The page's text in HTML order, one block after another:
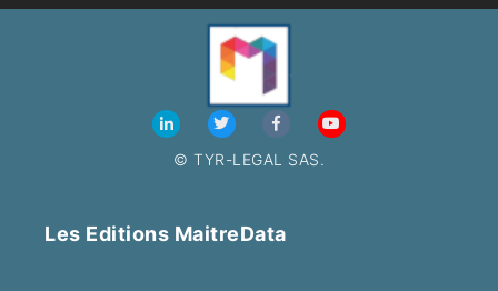
© TYR-LEGAL SAS.
Les Editions MaitreData